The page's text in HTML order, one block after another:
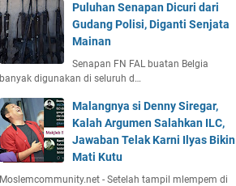
Puluhan Senapan Dicuri dari
Gudang Polisi, Diganti Senjata
Mainan
Senapan FN FAL buatan Belgia
banyak digunakan di seluruh d…
Malangnya si Denny Siregar,
Kalah Argumen Salahkan ILC,
Jawaban Telak Karni Ilyas Bikin
Mati Kutu
Moslemcommunity.net - Setelah tampil mlempem di